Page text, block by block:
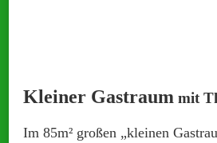
Kleiner Gastraum mit
Im 85m² großen „kleinen